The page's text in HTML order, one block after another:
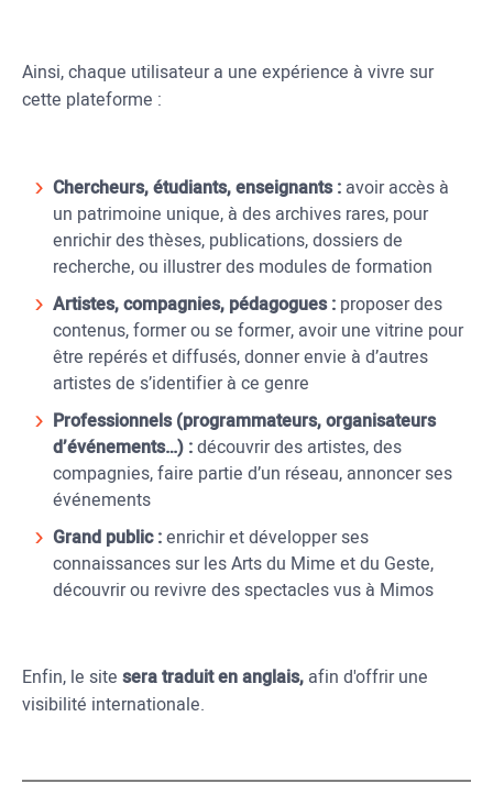
Ainsi, chaque utilisateur a une expérience à vivre sur
cette plateforme :
Chercheurs, étudiants, enseignants : avoir accès à
un patrimoine unique, à des archives rares, pour
enrichir des thèses, publications, dossiers de
recherche, ou illustrer des modules de formation
Artistes, compagnies, pédagogues : proposer des
contenus, former ou se former, avoir une vitrine pour
être repérés et diffusés, donner envie à d’autres
artistes de s’identifier à ce genre
Professionnels (programmateurs, organisateurs
d’événements…) :découvrir des artistes, des
compagnies, faire partie d’un réseau, annoncer ses
événements
Grand public :enrichir et développer ses
connaissances sur les Arts du Mime et du Geste,
découvrir ou revivre des spectacles vus à Mimos
Enfin, le site sera traduit en anglais, afin d'offrir une
visibilité internationale.